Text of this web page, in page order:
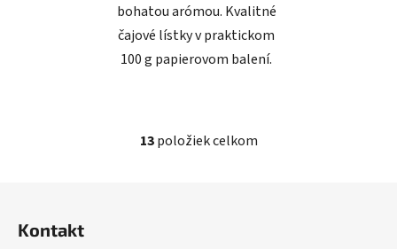
bohatou arómou. Kvalitné
čajové lístky v praktickom
100 g papierovom balení.
O
13položiek celkom
Kontakt